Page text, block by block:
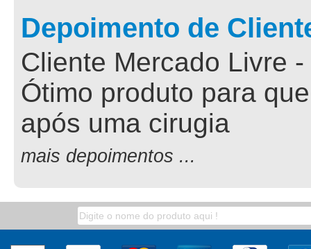
Depoimento de
Cliente Mercado Livre
Ótimo produto para
após uma cirugia
mais depoimentos ...